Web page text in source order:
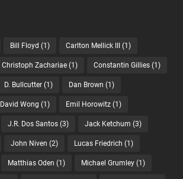
Bill Floyd (1) Carlton Mellick III (1)
Christoph Zachariae(1) Constantin Gillies(1)
D. Bullcutter(1) Dan Brown (1)
David Wong (1) Emil Horowitz(1)
J.R. Dos Santos(3) Jack Ketchum (3)
John Niven (2) Lucas Friedrich (1)
Matthias Oden (1) Michael Grumley(1)